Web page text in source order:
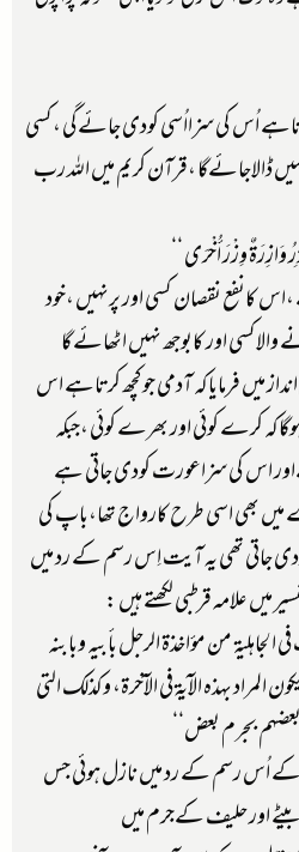
اُس کی سزااُسی کودی جائےگی ،کسی
ڈالاجائےگا ،قرآن کریم میں اللہ رب
وَازِرَةٌ وِزْرَ أُخْرَى ‘‘
کانفع نقصان کسی اور پرنہیں ،خود
والاکسی اور کابوجھ نہیں اٹھائے گا
میں فرمایاکہ آدمی جوکچھ کرتاہے اس
کرے کوئی اور بھرے کوئی ،جبکہ
اس کی سزاعورت کودی جاتی ہے
بھی اسی طرح کارواج تھا،باپ کی
جاتی تھی یہ آیت اِس رسم کے رد میں
میں علامہ قرطبی لکھتے ہیں :
من مؤاخذة الرجل بأبيه وبابنه
بهذه الآية في الآخرة، وكذلك التي
بعضهم بجرم بعض‘‘
اُس رسم کے رد میں نازل ہوئی جس
اور حلیف کےجرم میں